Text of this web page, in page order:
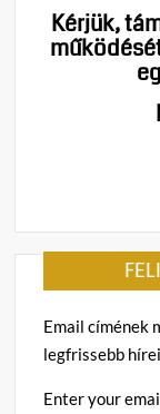
Kérjük,
Email címének
legfrissebb
Enter your